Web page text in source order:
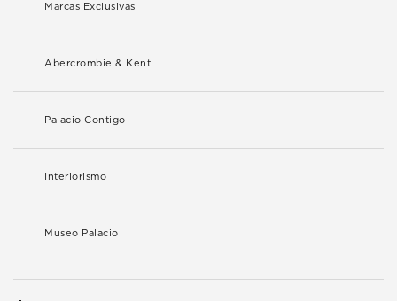
Marcas Exclusivas
Abercrombie & Kent
Palacio Contigo
Interiorismo
Museo Palacio